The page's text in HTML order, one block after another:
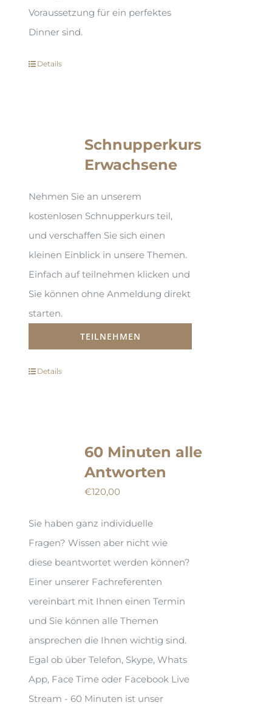
Voraussetzung für ein perfektes
Dinner sind.
Details
Schnupperkurs
Erwachsene
Nehmen Sie an unserem
kostenlosen Schnupperkurs teil,
und verschaffen Sie sich einen
kleinen Einblick in unsere Themen.
Einfach auf teilnehmen klicken und
Sie können ohne Anmeldung direkt
starten.
TEILNEHMEN
Details
60 Minuten alle
Antworten
€120,00
Sie haben ganz individuelle
Fragen? Wissen aber nicht wie
diese beantwortet werden können?
Einer unserer Fachreferenten
vereinbart mit Ihnen einen Termin
und Sie können alle Themen
ansprechen die Ihnen wichtig sind.
Egal ob über Telefon, Skype, Whats
App, Face Time oder Facebook Live
Stream - 60 Minuten ist unser